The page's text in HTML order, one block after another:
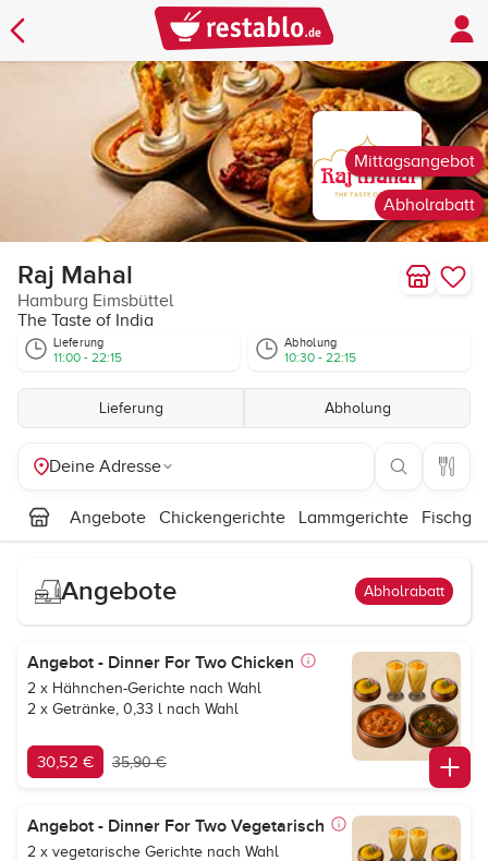
Abholrabatt
Mittagsangebot
Raj Mahal
Hamburg Eimsbüttel
The Taste of India
Lieferung
11:00 - 22:15
Abholung
10:30 - 22:15
Lieferung Abholung
Deine Adresse
Angebote Chickengerichte Lammgerichte
Angebote Abholrabatt
Angebot - Dinner For Two Chicken
2 x Hähnchen-Gerichte nach Wahl
2 x Getränke, 0,33 l nach Wahl
30,52 € 35,90 €
Angebot - Dinner For Two Vegetarisch
2 x vegetarische Gerichte nach Wahl